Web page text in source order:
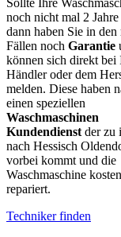
Sollte Ihre
noch nicht mal 2 Jahre
dann haben Sie in den
Fällen noch Garantie
können sich direkt bei
Händler oder dem
melden. Diese haben
einen speziellen
Waschmaschinen
Kundendienst der zu
nach Hessisch
vorbei kommt und die
Waschmaschine
repariert.
Techniker finden